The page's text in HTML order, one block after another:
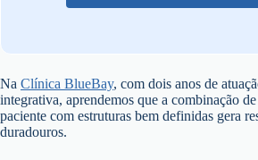
Na Clínica BlueBay, com dois anos de
integrativa, aprendemos que a combinação
paciente com estruturas bem definidas gera
duradouros.